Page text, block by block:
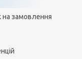
замовлення